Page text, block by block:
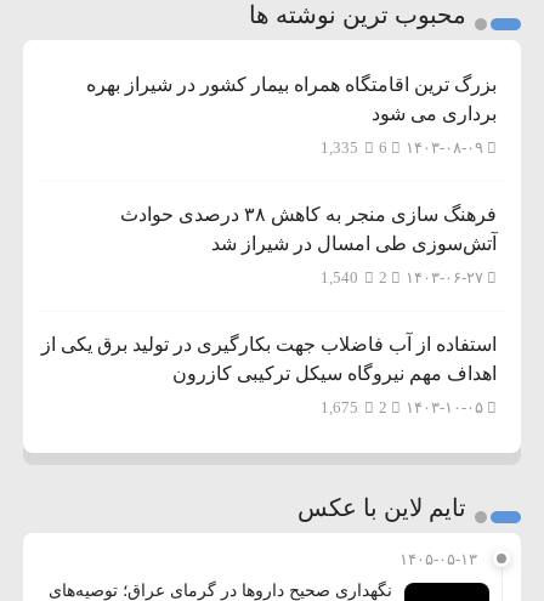
محبوب ترین نوشته ها
بزرگ ترین اقامتگاه همراه بیمار کشور در شیراز بهره
برداری می شود
۱۴۰۳-۰۸-۰۹ 1,335
فرهنگ سازی منجر به کاهش ۳۸ درصدی حوادث
آتش‌سوزی طی امسال در شیراز شد
۱۴۰۳-۰۶-۲۷ 1,540
استفاده از آب فاضلاب جهت بکارگیری در تولید برق یکی از
اهداف مهم نیروگاه سیکل ترکیبی کازرون
۱۴۰۳-۱۰-۰۵ 1,675
تایم لاین با عکس
۱۴۰۵-۰۵-۱۳
نگهداری صحیح داروها در گرمای عراق؛ توصیه‌های